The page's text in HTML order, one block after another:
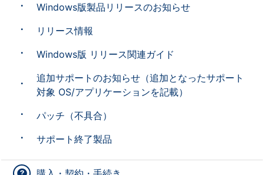
Windows版製品リリースのお知らせ
リリース情報
Windows版 リリース関連ガイド
追加サポートのお知らせ（追加となったサポート
対象 OS/アプリケーションを記載）
パッチ（不具合）
サポート終了製品